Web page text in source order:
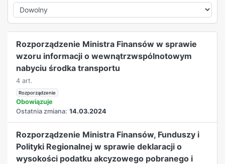
REKLAMA
Rozporządzenie Ministra Finansów w sprawie
wzoru informacji o wewnątrzwspólnotowym
nabyciu środka transportu
4 art.
Rozporządzenie
Obowiązuje
Ostatnia zmiana: 14.03.2024
Rozporządzenie Ministra Finansów, Funduszy i
Polityki Regionalnej w sprawie deklaracji o
wysokości podatku akcyzowego pobranego i